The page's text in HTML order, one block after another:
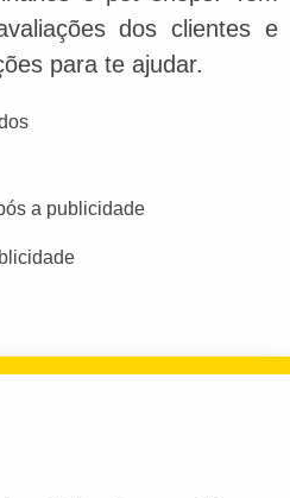
dos clientes e
para te ajudar.
a publicidade